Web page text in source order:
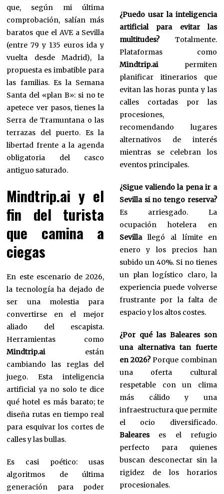
que, según mi última
comprobación, salían más
baratos que el AVE a Sevilla
(entre 79 y 135 euros ida y
vuelta desde Madrid), la
propuesta es imbatible para
las familias. Es la Semana
Santa del «plan B»: si no te
apetece ver pasos, tienes la
Serra de Tramuntana o las
terrazas del puerto. Es la
libertad frente a la agenda
obligatoria del casco
antiguo saturado.
Mindtrip.ai y el
fin del turista
que camina a
ciegas
En este escenario de 2026,
la tecnología ha dejado de
ser una molestia para
convertirse en el mejor
aliado del escapista.
Herramientas como
Mindtrip.aiestán
cambiando las reglas del
juego. Esta inteligencia
artificial ya no solo te dice
qué hotel es más barato; te
diseña rutas en tiempo real
para esquivar los cortes de
calles y las bullas.
Es casi poético: usas
algoritmos de última
generación para poder
¿Puedo usar la inteligencia
artificial para evitar las
multitudes?Totalmente.
Plataformas como
Mindtrip.aipermiten
planificar itinerarios que
evitan las horas punta y las
calles cortadas por las
procesiones,
recomendando lugares
alternativos de interés
mientras se celebran los
eventos principales.
¿Sigue valiendo la pena ir a
Sevilla si no tengo reserva?
Es arriesgado. La
ocupación hotelera en
Sevillallegó al límite en
enero y los precios han
subido un 40%. Si no tienes
un plan logístico claro, la
experiencia puede volverse
frustrante por la falta de
espacio y los altos costes.
¿Por qué las Baleares son
una alternativa tan fuerte
en 2026?Porque combinan
una oferta cultural
respetable con un clima
más cálido y una
infraestructura que permite
el ocio diversificado.
Baleareses el refugio
perfecto para quienes
buscan desconectar sin la
rigidez de los horarios
procesionales.